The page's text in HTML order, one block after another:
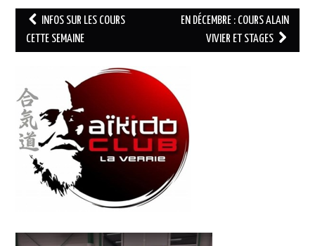
Navigation
des
INFOS SUR LES COURS
CETTE SEMAINE
EN DÉCEMBRE : COURS ALAIN
VIVIER ET STAGES